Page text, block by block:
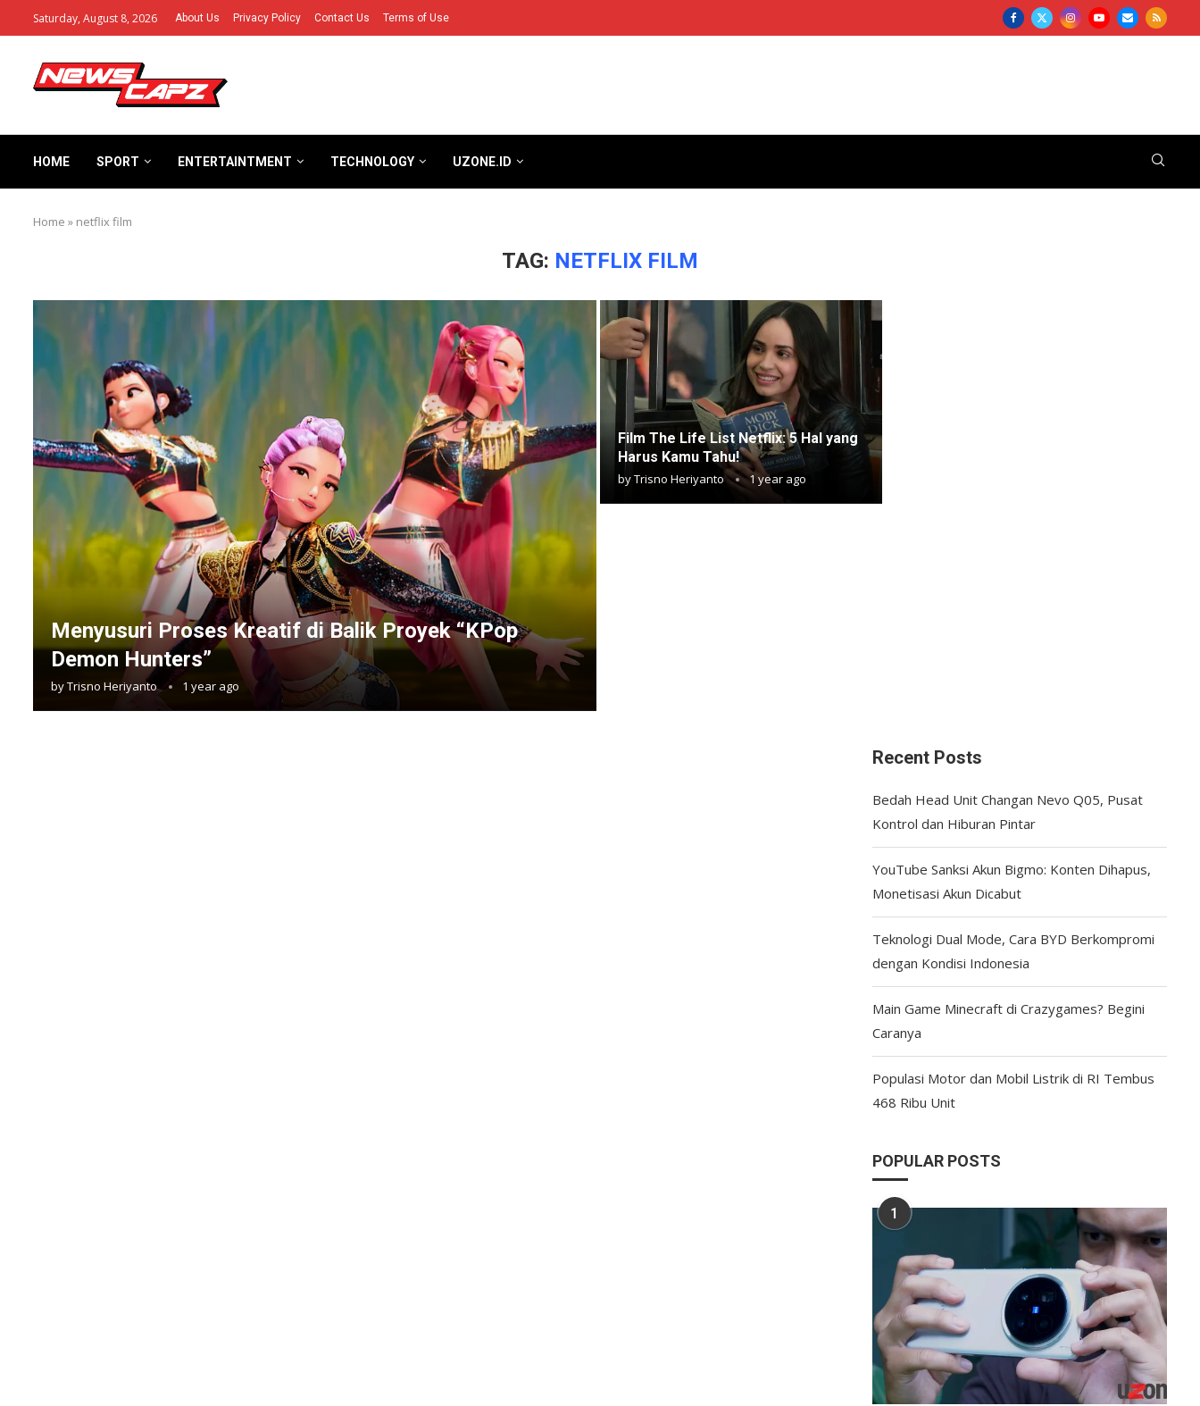
Saturday, August 8, 2026 About Us Privacy Policy Contact Us Terms of Use
HOME SPORT ENTERTAINTMENT TECHNOLOGY UZONE.ID
Home » netflix film
TAG: NETFLIX FILM
Menyusuri Proses Kreatif di Balik Proyek “KPop
Demon Hunters”
byTrisno Heriyanto 1 year ago
Film The Life List Netflix: 5 Hal yang
Harus Kamu Tahu!
byTrisno Heriyanto 1 year ago
Recent Posts
Bedah Head Unit Changan Nevo Q05, Pusat
Kontrol dan Hiburan Pintar
YouTube Sanksi Akun Bigmo: Konten Dihapus,
Monetisasi Akun Dicabut
Teknologi Dual Mode, Cara BYD Berkompromi
dengan Kondisi Indonesia
Main Game Minecraft di Crazygames? Begini
Caranya
Populasi Motor dan Mobil Listrik di RI Tembus
468 Ribu Unit
POPULAR POSTS
1